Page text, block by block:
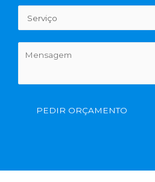
PEDIR ORÇAMENTO